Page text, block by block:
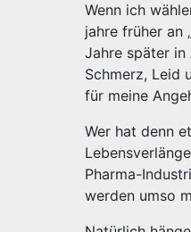
Wenn ich
jahre früher an
Jahre später in
Schmerz, Leid
für meine
Wer hat denn
Pharma-
werden umso